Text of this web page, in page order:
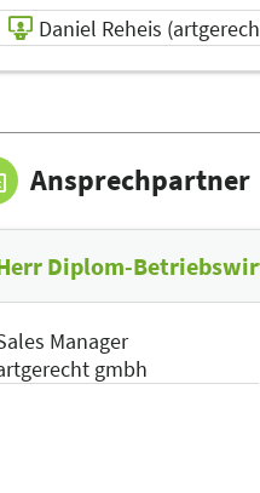
Daniel Reheis
Daniel Reheis
(artgerecht
gmbh)
Referent
Sprache
Deutsch
Ansprechpartner
Diplom-
Manager
gmbh